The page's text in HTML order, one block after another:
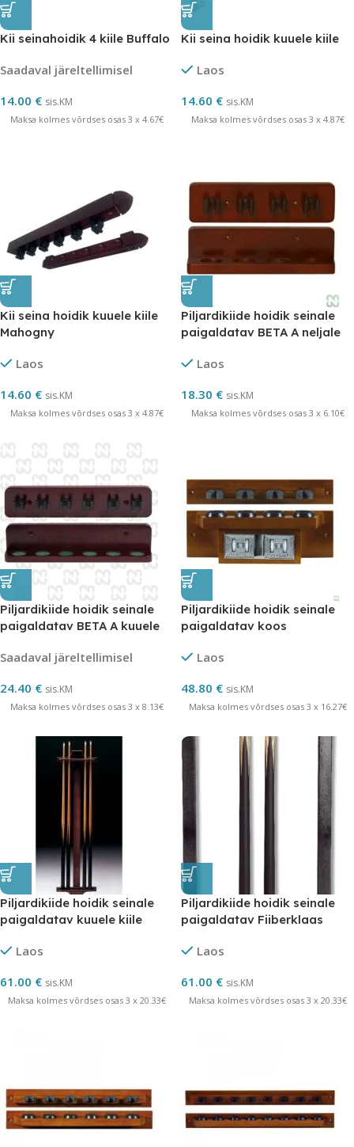
Kii seinahoidik 4 kiile Buffalo
Saadaval järeltellimisel
14.00 € sis.KM
Maksa kolmes võrdses osas 3 x 4.67€
Kii seina hoidik kuuele kiile
Laos
14.60 € sis.KM
Maksa kolmes võrdses osas 3 x 4.87€
Kii seina hoidik kuuele kiile
Mahogny
Laos
14.60 € sis.KM
Maksa kolmes võrdses osas 3 x 4.87€
Piljardikiide hoidik seinale
paigaldatav BETA A neljale
Laos
18.30 € sis.KM
Maksa kolmes võrdses osas 3 x 6.10€
Piljardikiide hoidik seinale
paigaldatav BETA A kuuele
Saadaval järeltellimisel
24.40 € sis.KM
Maksa kolmes võrdses osas 3 x 8.13€
Piljardikiide hoidik seinale
paigaldatav koos
Norditalia
Laos
48.80 € sis.KM
Maksa kolmes võrdses osas 3 x 16.27€
Piljardikiide hoidik seinale
paigaldatav kuuele kiile
Laos
61.00 € sis.KM
Maksa kolmes võrdses osas 3 x 20.33€
Piljardikiide hoidik seinale
paigaldatav Fiiberklaas
Laos
61.00 € sis.KM
Maksa kolmes võrdses osas 3 x 20.33€